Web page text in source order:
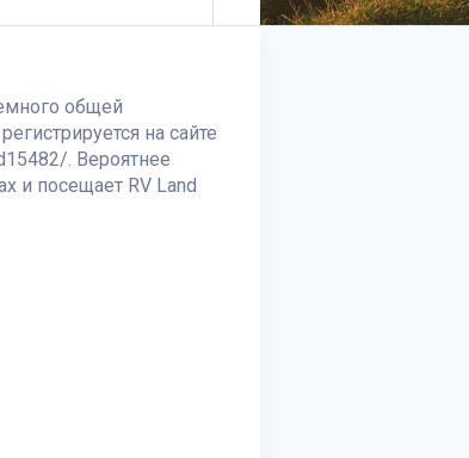
общей
на сайте
. Вероятнее
и посещает RV Land